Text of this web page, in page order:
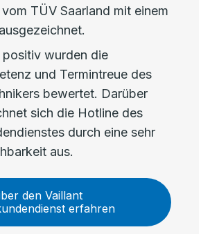
TÜV Saarland mit einem
positiv wurden die
und Termintreue des
bewertet. Darüber
sich die Hotline des
durch eine sehr
aus.
den Vaillant
erfahren